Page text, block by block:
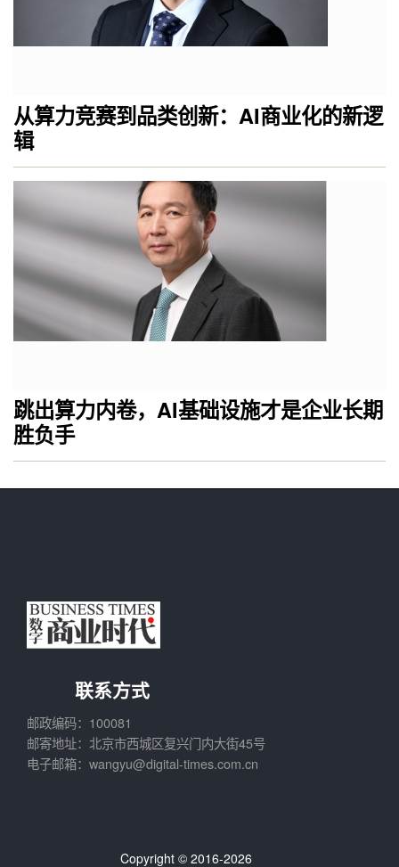
从算力竞赛到品类创新：AI商业化的新逻
辑
跳出算力内卷，AI基础设施才是企业长期
胜负手
联系方式
邮政编码：100081
邮寄地址：北京市西城区复兴门内大街45号
电子邮箱：wangyu@digital-times.com.cn
Copyright © 2016-2026